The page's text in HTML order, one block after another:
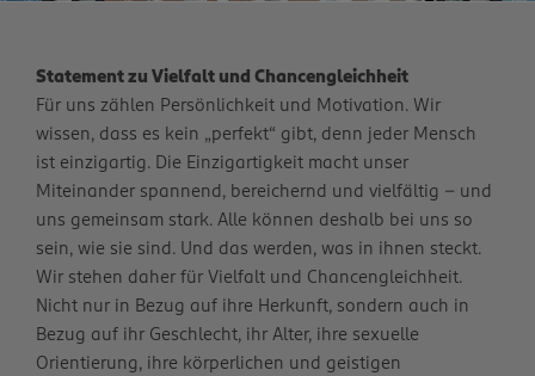
Statement zu Vielfalt und Chancengleichheit
Für uns zählen Persönlichkeit und Motivation. Wir
wissen, dass es kein „perfekt“ gibt, denn jeder Mensch
ist einzigartig. Die Einzigartigkeit macht unser
Miteinander spannend, bereichernd und vielfältig – und
uns gemeinsam stark. Alle können deshalb bei uns so
sein, wie sie sind. Und das werden, was in ihnen steckt.
Wir stehen daher für Vielfalt und Chancengleichheit.
Nicht nur in Bezug auf ihre Herkunft, sondern auch in
Bezug auf ihr Geschlecht, ihr Alter, ihre sexuelle
Orientierung, ihre körperlichen und geistigen